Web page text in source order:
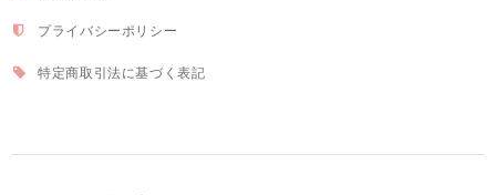
プライバシーポリシー
特定商取引法に基づく表記